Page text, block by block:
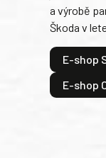
a výrobě
Škoda v
E-shop
E-shop